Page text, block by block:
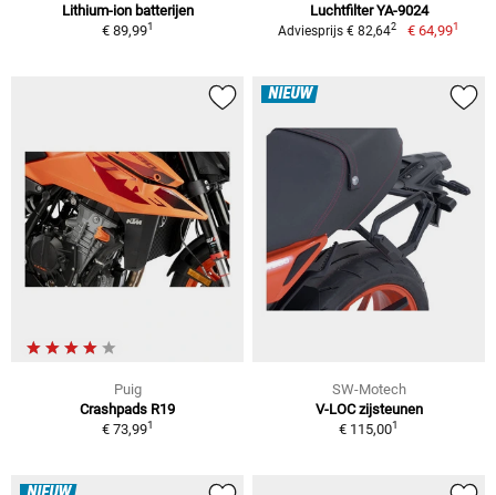
Lithium-ion batterijen
€ 89,991
Luchtfilter YA-9024
Adviesprijs € 82,642 € 64,991
Puig
Crashpads R19
€ 73,991
NIEUW
SW-Motech
V-LOC zijsteunen
€ 115,001